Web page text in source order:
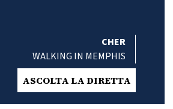
CHER
WALKING IN MEMPHIS
ASCOLTA LA DIRETTA